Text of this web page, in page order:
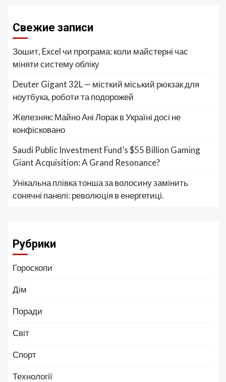
Свежие записи
Зошит, Excel чи програма: коли майстерні час
міняти систему обліку
Deuter Gigant 32L — місткий міський рюкзак для
ноутбука, роботи та подорожей
Железняк: Майно Ані Лорак в Україні досі не
конфісковано
Saudi Public Investment Fund’s $55 Billion Gaming
Giant Acquisition: A Grand Resonance?
Унікальна плівка тонша за волосину замінить
сонячні панелі: революція в енергетиці.
Рубрики
Гороскопи
Дім
Поради
Світ
Спорт
Технології